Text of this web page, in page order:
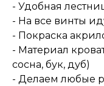
- Удобная
- На все винты
- Покраска
- Материал
сосна, бук, дуб)
- Делаем любые